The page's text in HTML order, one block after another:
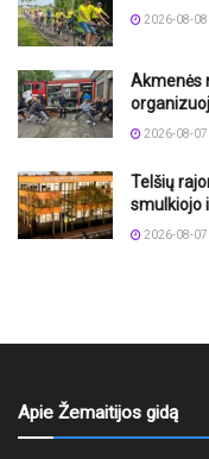
2026-08-08
Akmenės
2026-08-07
Telšių
smulkiojo
2026-08-07
Apie Žemaitijos gidą